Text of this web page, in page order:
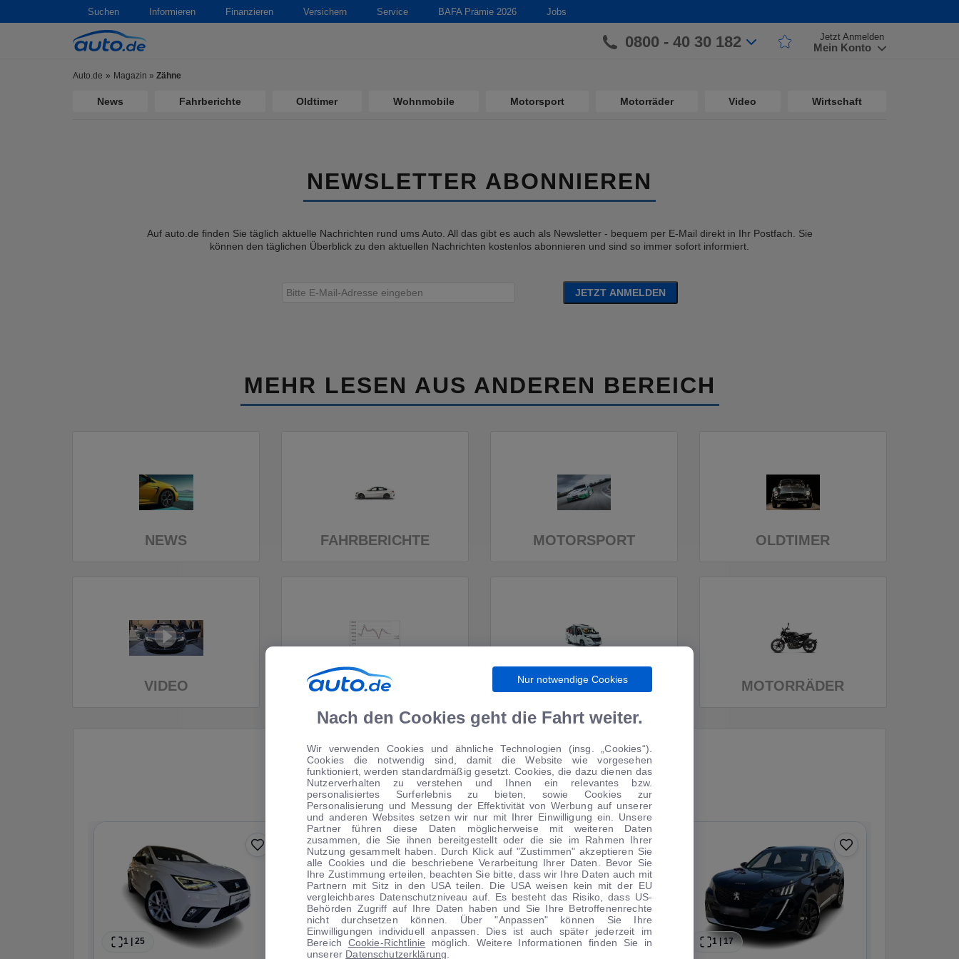
Suchen Informieren Finanzieren Versichern Service BAFA Prämie 2026 Jobs
0800 - 40 30 182 Jetzt Anmelden
Mein Konto
Auto.de Magazin » Zähne
News Fahrberichte Oldtimer Wohnmobile Motorsport Motorräder Video Wirtschaft
NEWSLETTER ABONNIEREN
Auf auto.de finden Sie täglich aktuelle Nachrichten rund ums Auto. All das gibt es auch als Newsletter - bequem per E-Mail direkt in Ihr Postfach. Sie
können den täglichen Überblick zu den aktuellen Nachrichten kostenlos abonnieren und sind so immer sofort informiert.
JETZT ANMELDEN
MEHR LESEN AUS ANDEREN BEREICH
NEWS FAHRBERICHTE MOTORSPORT OLDTIMER
VIDEO WIRTSCHAFT WOHNMOBILE MOTORRÄDER
TIPPS VOM AUTOMARKT
1 25 1|11 1 |20 1|17
Nur notwendige Cookies
Nach den Cookies geht die Fahrt weiter.
Wir verwenden Cookies und ähnliche Technologien (insg. „Cookies“).
Cookies die notwendig sind, damit die Website wie vorgesehen
funktioniert, werden standardmäßig gesetzt. Cookies, die dazu dienen das
Nutzerverhalten zu verstehen und Ihnen ein relevantes bzw.
personalisiertes Surferlebnis zu bieten, sowie Cookies zur
Personalisierung und Messung der Effektivität von Werbung auf unserer
und anderen Websites setzen wir nur mit Ihrer Einwilligung ein. Unsere
Partner führen diese Daten möglicherweise mit weiteren Daten
zusammen, die Sie ihnen bereitgestellt oder die sie im Rahmen Ihrer
Nutzung gesammelt haben. Durch Klick auf "Zustimmen" akzeptieren Sie
alle Cookies und die beschriebene Verarbeitung Ihrer Daten. Bevor Sie
Ihre Zustimmung erteilen, beachten Sie bitte, dass wir Ihre Daten auch mit
Partnern mit Sitz in den USA teilen. Die USA weisen kein mit der EU
vergleichbares Datenschutzniveau auf. Es besteht das Risiko, dass US-
Behörden Zugriff auf Ihre Daten haben und Sie Ihre Betroffenenrechte
nicht durchsetzen können. Über "Anpassen" können Sie Ihre
Einwilligungen individuell anpassen. Dies ist auch später jederzeit im
Bereich Cookie-Richtlinie möglich. Weitere Informationen finden Sie in
unserer Datenschutzerklärung